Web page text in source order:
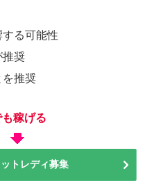
る可能性
推奨
を推奨
稼げる
トレディ募集